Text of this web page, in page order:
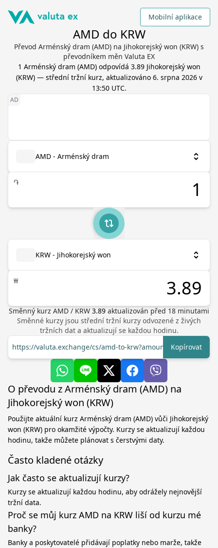
Mobilní aplikace
AMD do KRW
Převod Arménský dram (AMD) na Jihokorejský won (KRW) s
převodníkem měn Valuta EX
1 Arménský dram (AMD) odpovídá 3.89 Jihokorejský won
(KRW) — střední tržní kurz, aktualizováno 6. srpna 2026 v
13:50 UTC.
AMD - Arménský dram
֏
KRW - Jihokorejský won
₩
Směnný kurz AMD / KRW 3.89 aktualizován před 18 minutami
Směnné kurzy jsou střední tržní kurzy odvozené z živých
tržních dat a aktualizují se každou hodinu.
https://valuta.exchange/cs/amd-to-krw?amount=1Kopírovat
O převodu z Arménský dram (AMD) na
Jihokorejský won (KRW)
Použijte aktuální kurz Arménský dram (AMD) vůči Jihokorejský
won (KRW) pro okamžité výpočty. Kurzy se aktualizují každou
hodinu, takže můžete plánovat s čerstvými daty.
Často kladené otázky
Jak často se aktualizují kurzy?
Kurzy se aktualizují každou hodinu, aby odrážely nejnovější
tržní data.
Proč se můj kurz AMD na KRW liší od kurzu mé
banky?
Banky a poskytovatelé přidávají poplatky nebo marže, takže